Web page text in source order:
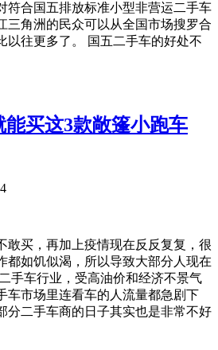
符合国五排放标准小型非营运二手车
三角洲的民众可以从全国市场搜罗合
以往更多了。 国五二手车的好处不
能买这3款敞篷小跑车
敢买，再加上疫情现在反反复复，很
都如饥似渴，所以导致大部分人现在
手车行业，受高油价和经济不景气
车市场里连看车的人流量都急剧下
分二手车商的日子其实也是非常不好